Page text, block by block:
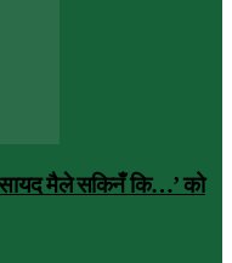
मैले सकिनँ कि…’ को